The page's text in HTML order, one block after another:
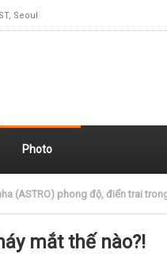
Seoul
Photo
xinh đẹp trong loạt ảnh gần
mắt thế nào?!